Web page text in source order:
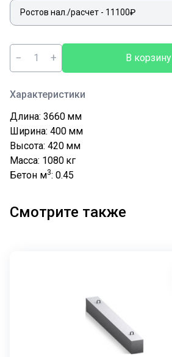
− + В корзину
Характеристики
Длина: 3660 мм
Ширина: 400 мм
Высота: 420 мм
Масса: 1080 кг
Бетон м3: 0.45
Смотрите также